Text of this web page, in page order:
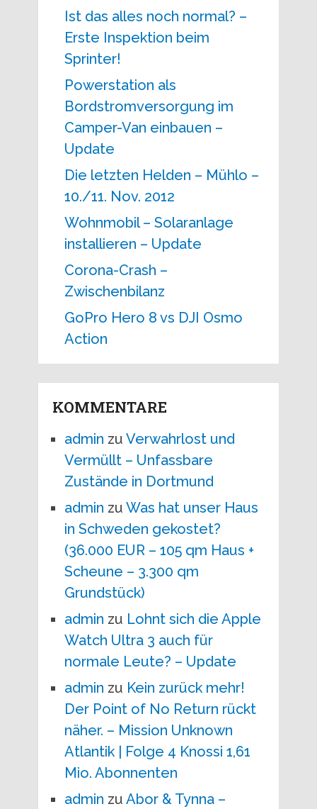
Ist das alles noch normal? –
Erste Inspektion beim
Sprinter!
Powerstation als
Bordstromversorgung im
Camper-Van einbauen –
Update
Die letzten Helden – Mühlo –
10./11. Nov. 2012
Wohnmobil – Solaranlage
installieren – Update
Corona-Crash –
Zwischenbilanz
GoPro Hero 8 vs DJI Osmo
Action
KOMMENTARE
admin zu Verwahrlost und
Vermüllt – Unfassbare
Zustände in Dortmund
admin zu Was hat unser Haus
in Schweden gekostet?
(36.000 EUR – 105 qm Haus +
Scheune – 3.300 qm
Grundstück)
admin zu Lohnt sich die Apple
Watch Ultra 3 auch für
normale Leute? – Update
admin zu Kein zurück mehr!
Der Point of No Return rückt
näher. – Mission Unknown
Atlantik | Folge 4 Knossi 1,61
Mio. Abonnenten
admin zu Abor & Tynna –